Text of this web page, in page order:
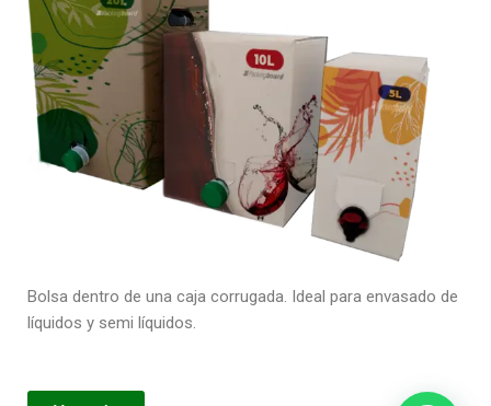
Bolsa dentro de una caja corrugada. Ideal para envasado de
líquidos y semi líquidos.